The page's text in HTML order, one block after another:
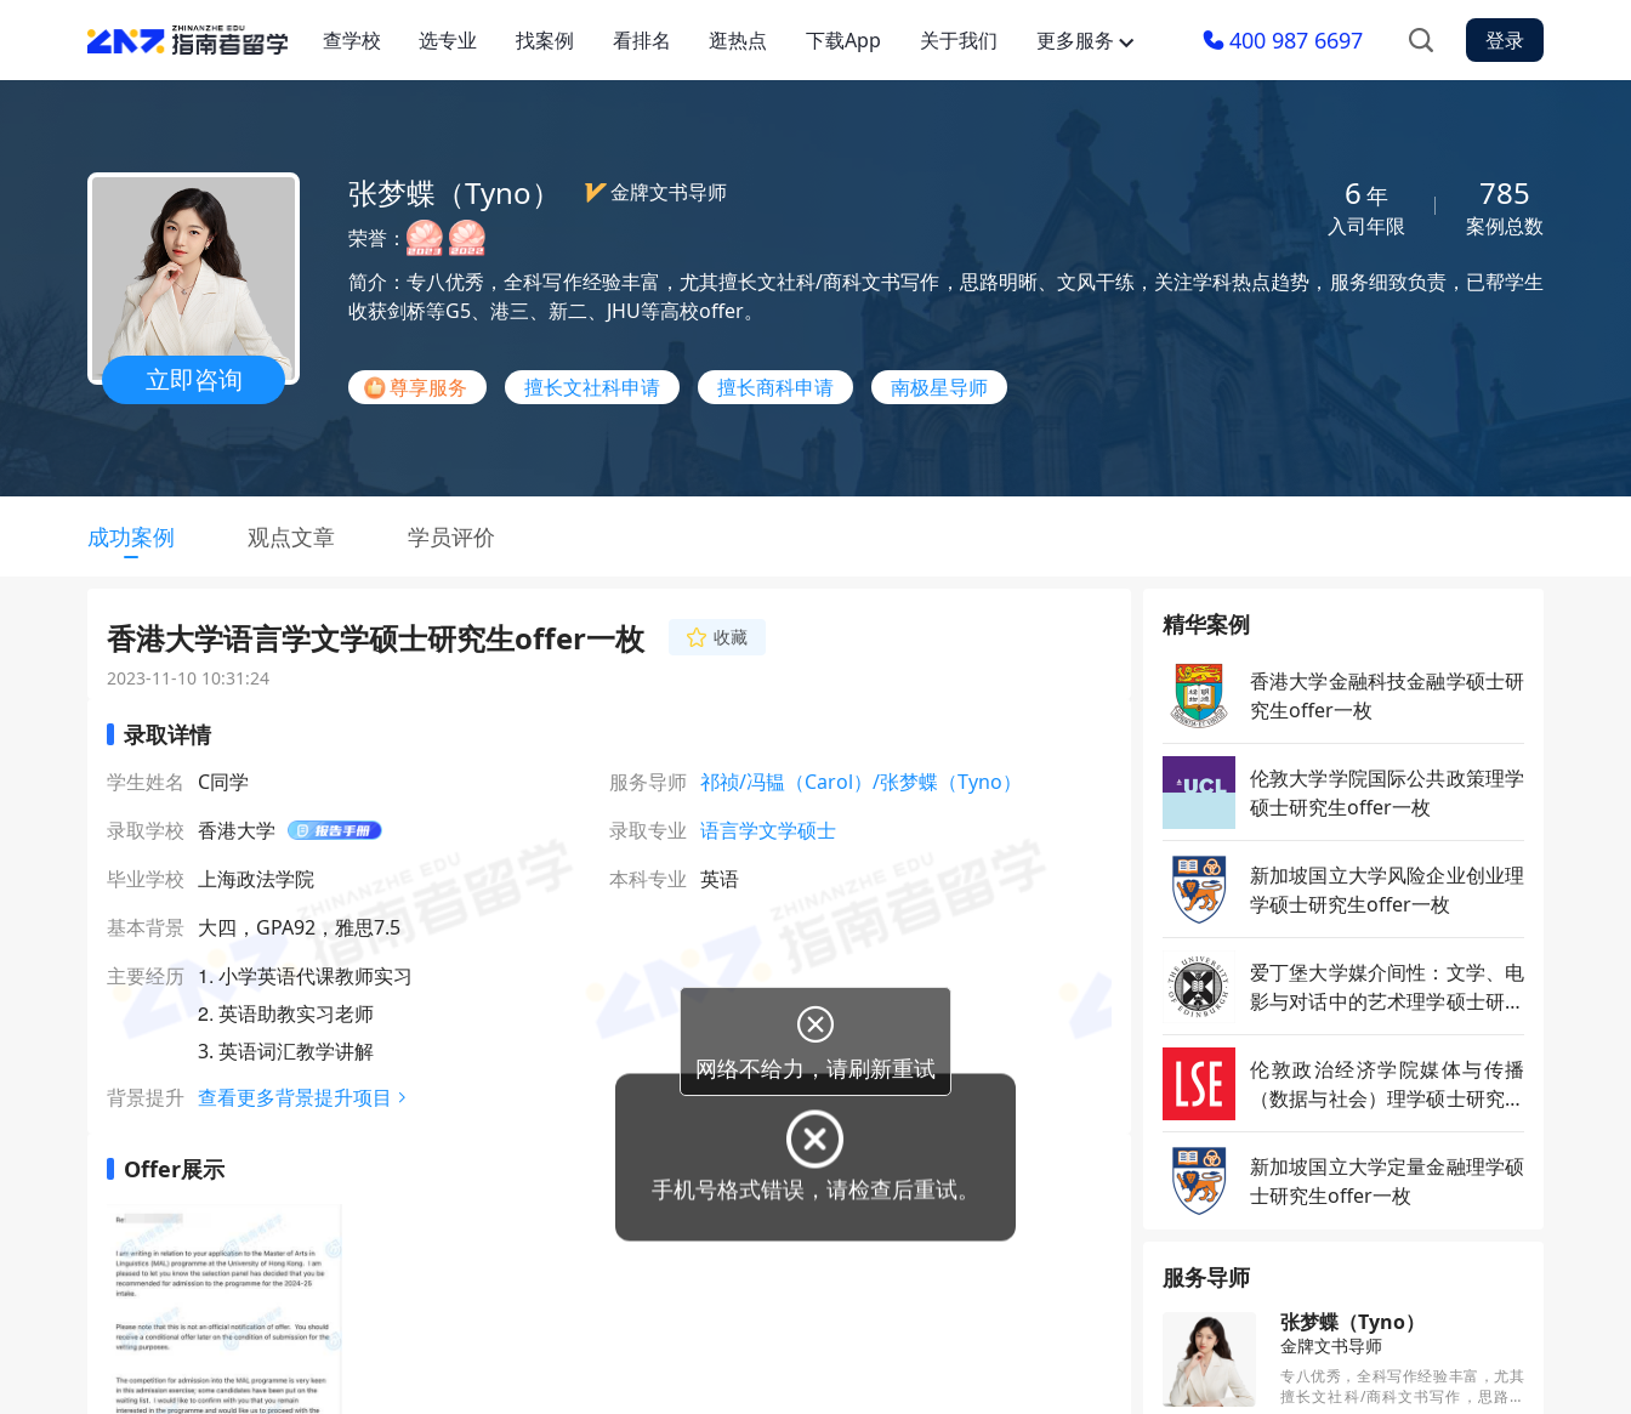
查学校 选专业 找案例 看排名 逛热点 下载App 关于我们 更多服务 400 987 6697 登录
立即咨询
张梦蝶（Tyno）
金牌文书导师
荣誉：
6 年
入司年限
785
案例总数
简介：专八优秀，全科写作经验丰富，尤其擅长文社科/商科文书写作，思路明晰、文风干练，关注学科热点趋势，服务细致负责，已帮学生
收获剑桥等G5、港三、新二、JHU等高校offer。
尊享服务 擅长文社科申请 擅长商科申请 南极星导师
成功案例 观点文章 学员评价
香港大学语言学文学硕士研究生offer一枚
收藏
2023-11-10 10:31:24
录取详情
学生姓名 C同学 服务导师 祁祯/冯韫（Carol） /张梦蝶（Tyno）
录取学校 香港大学 录取专业 语言学文学硕士
毕业学校 上海政法学院 本科专业 英语
基本背景 大四，GPA92，雅思7.5
主要经历 1. 小学英语代课教师实习
2. 英语助教实习老师
3. 英语词汇教学讲解
背景提升 查看更多背景提升项目
Offer展示
精华案例
香港大学金融科技金融学硕士研
究生offer一枚
伦敦大学学院国际公共政策理学
硕士研究生offer一枚
新加坡国立大学风险企业创业理
学硕士研究生offer一枚
爱丁堡大学媒介间性：文学、电
影与对话中的艺术理学硕士研究
生offer一枚
伦敦政治经济学院媒体与传播
（数据与社会）理学硕士研究生
offer一枚
新加坡国立大学定量金融理学硕
士研究生offer一枚
服务导师
张梦蝶（Tyno）
金牌文书导师
专八优秀，全科写作经验丰富，尤其
擅长文社科/商科文书写作，思路明